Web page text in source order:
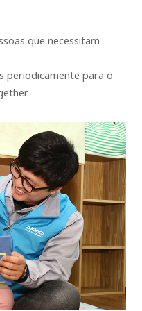
que necessitam
periodicamente para o